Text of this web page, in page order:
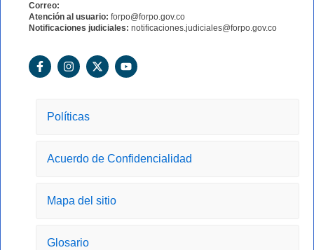
Correo:
Atención al usuario: forpo@forpo.gov.co
Notificaciones judiciales: notificaciones.judiciales@forpo.gov.co
F
a
I
n
g
X
-
Y
o
Políticas
Acuerdo de Confidencialidad
Mapa del sitio
Glosario